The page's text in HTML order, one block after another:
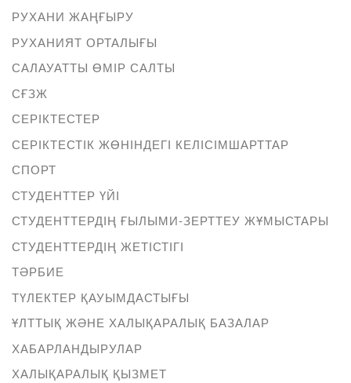
РУХАНИ ЖАҢҒЫРУ
РУХАНИЯТ ОРТАЛЫҒЫ
САЛАУАТТЫ ӨМІР САЛТЫ
СҒЗЖ
СЕРІКТЕСТЕР
СЕРІКТЕСТІК ЖӨНІНДЕГІ КЕЛІСІМШАРТТАР
СПОРТ
СТУДЕНТТЕР ҮЙІ
СТУДЕНТТЕРДІҢ ҒЫЛЫМИ-ЗЕРТТЕУ ЖҰМЫСТАРЫ
СТУДЕНТТЕРДІҢ ЖЕТІСТІГІ
ТӘРБИЕ
ТҮЛЕКТЕР ҚАУЫМДАСТЫҒЫ
ҰЛТТЫҚ ЖӘНЕ ХАЛЫҚАРАЛЫҚ БАЗАЛАР
ХАБАРЛАНДЫРУЛАР
ХАЛЫҚАРАЛЫҚ ҚЫЗМЕТ